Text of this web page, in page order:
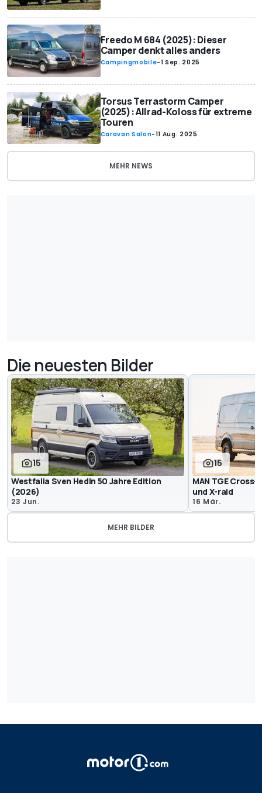
Freedo M 684 (2025): Dieser
Camper denkt alles anders
Campingmobile-1 Sep. 2025
Torsus Terrastorm Camper
(2025): Allrad-Koloss für extreme
Touren
Caravan Salon-11 Aug. 2025
MEHR NEWS
Die neuesten Bilder
15
Westfalia Sven Hedin 50 Jahre Edition
(2026)
23 Jun.
15
MAN TGE
und X-raid
16 Mär.
MEHR BILDER